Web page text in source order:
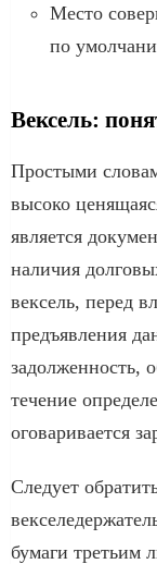
Место
по
Вексель:
Простыми
высоко
является
наличия
вексель, перед
предъявления
задолженность,
течение
оговаривается
Следует
бумаги третьим